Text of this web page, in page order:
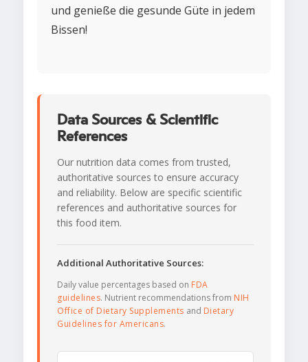
und genieße die gesunde Güte in jedem
Bissen!
Data Sources & Scientific
References
Our nutrition data comes from trusted,
authoritative sources to ensure accuracy
and reliability. Below are specific scientific
references and authoritative sources for
this food item.
Additional Authoritative Sources:
Daily value percentages based on FDA
guidelines. Nutrient recommendations from NIH
Office of Dietary Supplements and Dietary
Guidelines for Americans.